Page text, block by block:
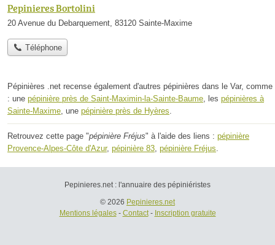
Pepinieres Bortolini
20 Avenue du Debarquement, 83120 Sainte-Maxime
Téléphone
Pépinières .net recense également d'autres pépinières dans le Var, comme
: une pépinière près de Saint-Maximin-la-Sainte-Baume , les pépinières à
Sainte-Maxime , une pépinière près de Hyères
Retrouvez cette page "pépinière Fréjus" à l'aide des liens : pépinière
Provence-Alpes-Côte d'Azur, pépinière 83 pépinière Fréjus
Pepinieres.net : l'annuaire des pépiniéristes
© 2026 Pepinieres.net
Mentions légales- Contact- Inscription gratuite